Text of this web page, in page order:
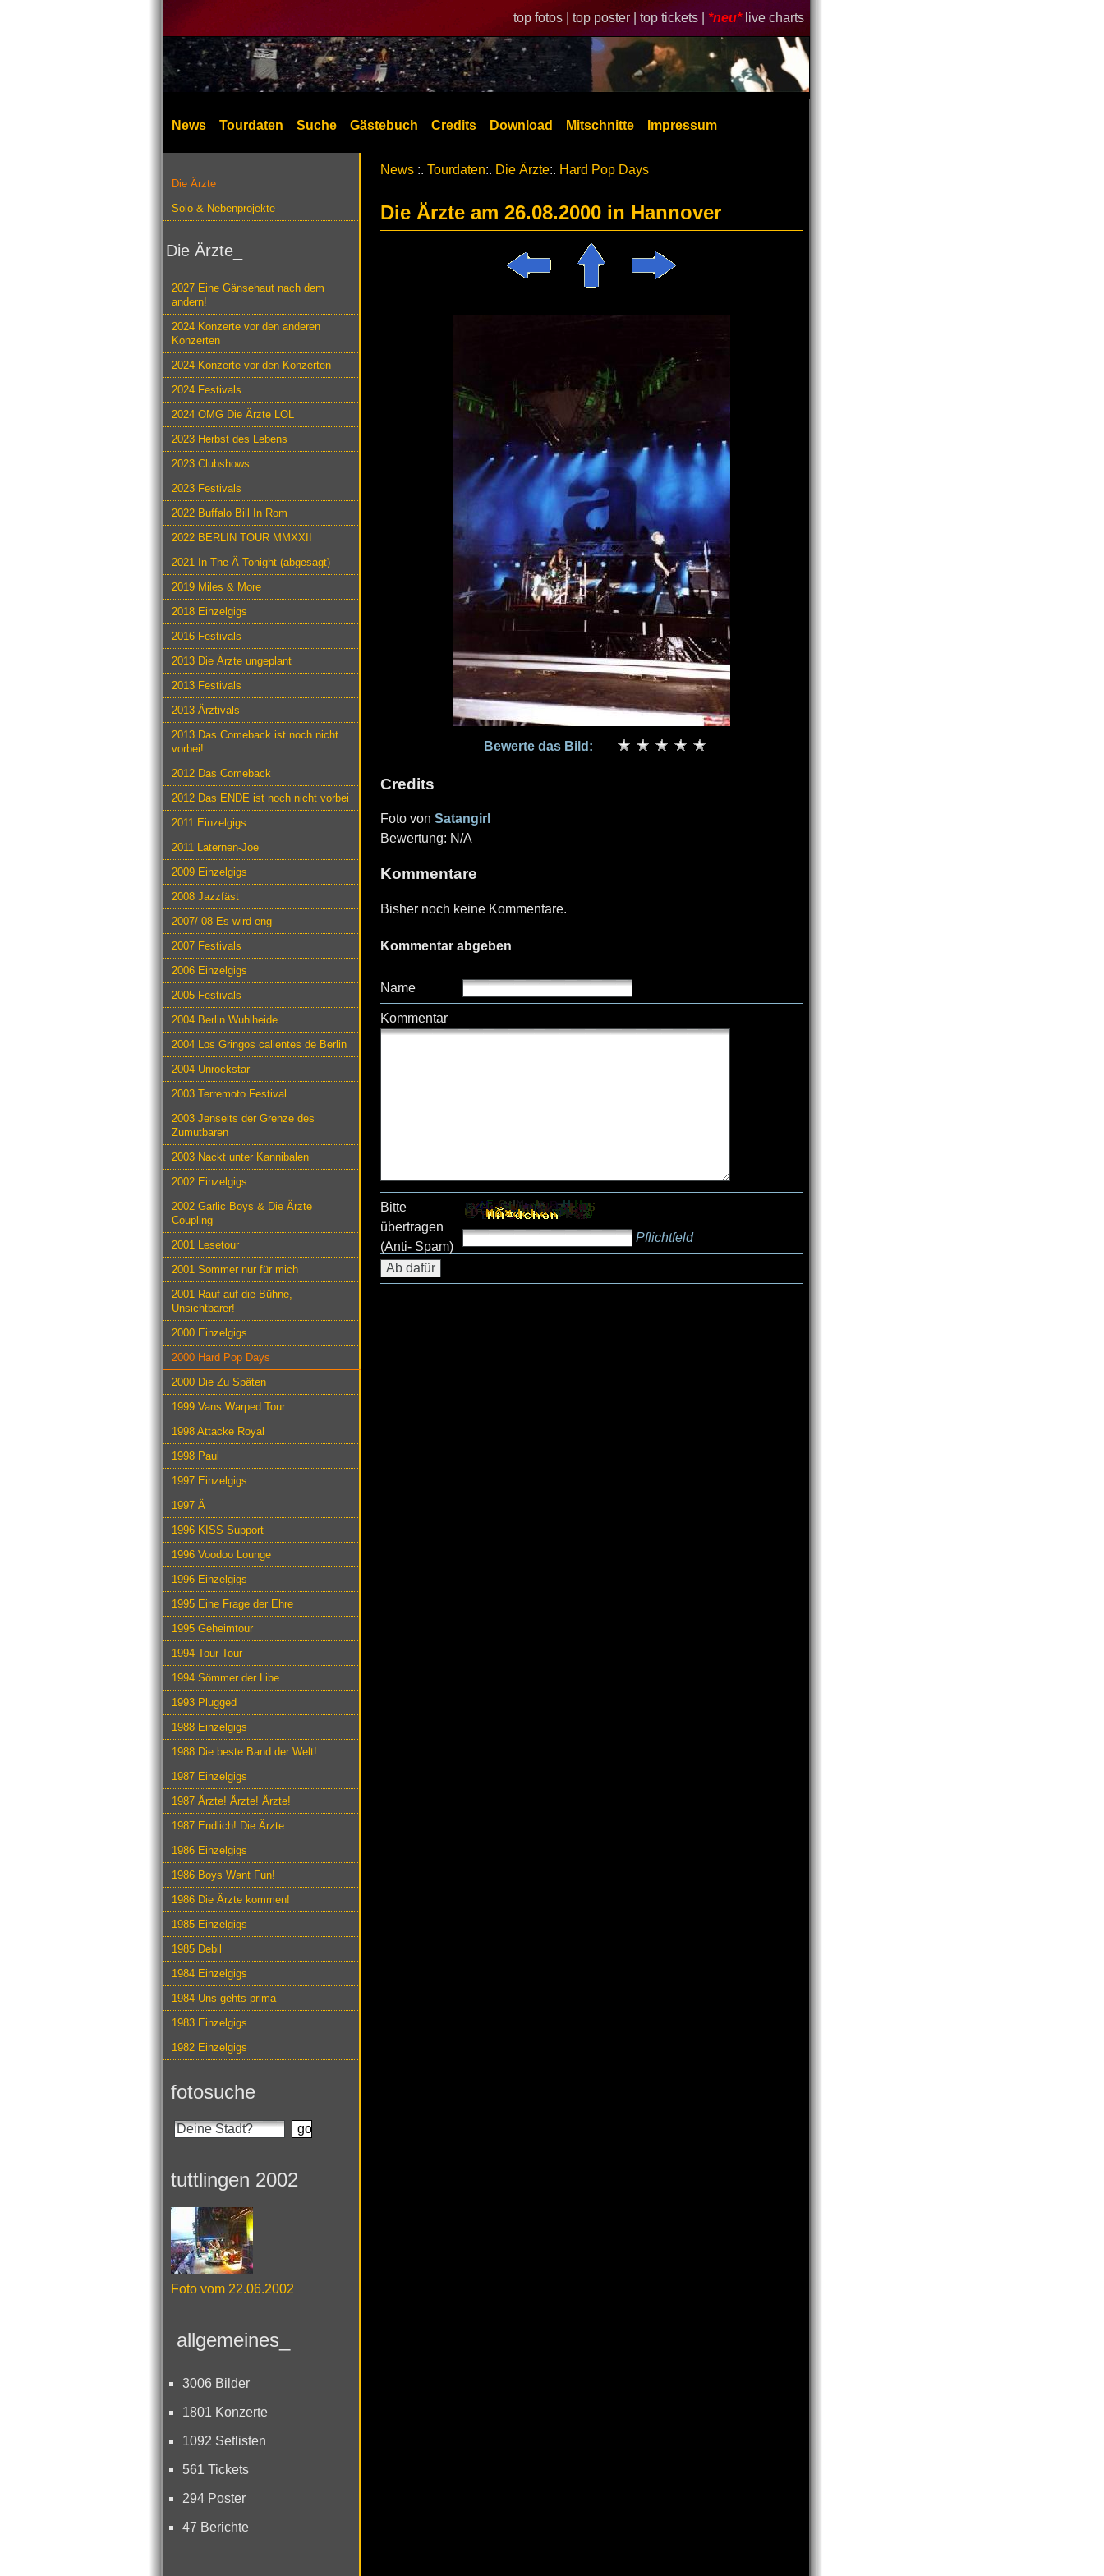
top fotos | top poster | top tickets | *neu* live charts
News Tourdaten Suche Gästebuch Credits Download Mitschnitte Impressum
Die Ärzte
Solo & Nebenprojekte
Die Ärzte_
2027 Eine Gänsehaut nach dem
andern!
2024 Konzerte vor den anderen
Konzerten
2024 Konzerte vor den Konzerten
2024 Festivals
2024 OMG Die Ärzte LOL
2023 Herbst des Lebens
2023 Clubshows
2023 Festivals
2022 Buffalo Bill In Rom
2022 BERLIN TOUR MMXXII
2021 In The Ä Tonight (abgesagt)
2019 Miles & More
2018 Einzelgigs
2016 Festivals
2013 Die Ärzte ungeplant
2013 Festivals
2013 Ärztivals
2013 Das Comeback ist noch nicht
vorbei!
2012 Das Comeback
2012 Das ENDE ist noch nicht vorbei
2011 Einzelgigs
2011 Laternen-Joe
2009 Einzelgigs
2008 Jazzfäst
2007/ 08 Es wird eng
2007 Festivals
2006 Einzelgigs
2005 Festivals
2004 Berlin Wuhlheide
2004 Los Gringos calientes de Berlin
2004 Unrockstar
2003 Terremoto Festival
2003 Jenseits der Grenze des
Zumutbaren
2003 Nackt unter Kannibalen
2002 Einzelgigs
2002 Garlic Boys & Die Ärzte
Coupling
2001 Lesetour
2001 Sommer nur für mich
2001 Rauf auf die Bühne,
Unsichtbarer!
2000 Einzelgigs
2000 Hard Pop Days
2000 Die Zu Späten
1999 Vans Warped Tour
1998 Attacke Royal
1998 Paul
1997 Einzelgigs
1997 Ä
1996 KISS Support
1996 Voodoo Lounge
1996 Einzelgigs
1995 Eine Frage der Ehre
1995 Geheimtour
1994 Tour-Tour
1994 Sömmer der Libe
1993 Plugged
1988 Einzelgigs
1988 Die beste Band der Welt!
1987 Einzelgigs
1987 Ärzte! Ärzte! Ärzte!
1987 Endlich! Die Ärzte
1986 Einzelgigs
1986 Boys Want Fun!
1986 Die Ärzte kommen!
1985 Einzelgigs
1985 Debil
1984 Einzelgigs
1984 Uns gehts prima
1983 Einzelgigs
1982 Einzelgigs
fotosuche
tuttlingen 2002
Foto vom 22.06.2002
allgemeines_
3006 Bilder
1801 Konzerte
1092 Setlisten
561 Tickets
294 Poster
47 Berichte
News :. Tourdaten:. Die Ärzte:. Hard Pop Days
Die Ärzte am 26.08.2000 in Hannover
Bewerte das Bild:
Credits
Foto von Satangirl
Bewertung: N/A
Kommentare
Bisher noch keine Kommentare.
Kommentar abgeben
Name
Kommentar
Bitte
übertragen
(Anti- Spam)
Pflichtfeld